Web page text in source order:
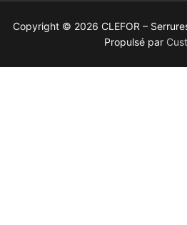
Copyright © 2026 CLEFOR –
Propulsé par